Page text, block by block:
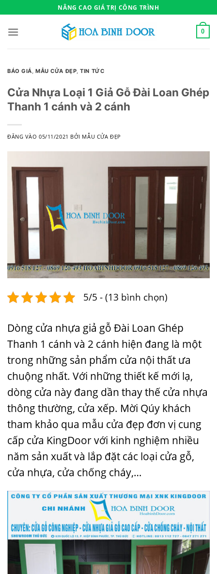
qua
nội
NÂNG CAO GIÁ TRỊ CÔNG TRÌNH
0
BÁO GIÁ,MẪU CỬA ĐẸP,TIN TỨC
Cửa Nhựa Loại 1 Giả Gỗ Đài Loan Ghép
Thanh 1 cánh và 2 cánh
ĐĂNG VÀO05/11/2021 BỞI MẪU CỬA ĐẸP
5/5 - (13 bình chọn)
Dòng cửa nhựa giả gỗ Đài Loan Ghép
Thanh 1 cánh và 2 cánh hiện đang là một
trong những sản phẩm cửa nội thất ưa
chuộng nhất. Với những thiết kế mới lạ,
dòng cửa này đang dần thay thế cửa nhựa
thông thường, cửa xếp. Mời Qúy khách
tham khảo qua mẫu cửa đẹp đơn vị cung
cấp cửa KingDoor với kinh nghiệm nhiều
năm sản xuất và lắp đặt các loại cửa gỗ,
cửa nhựa, cửa chống cháy,…